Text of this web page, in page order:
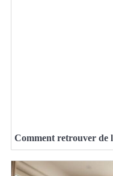
Comment retrouver de